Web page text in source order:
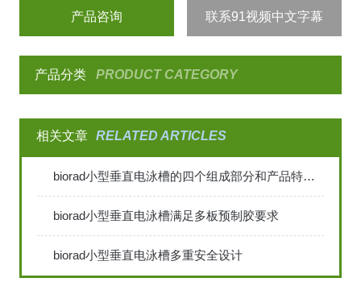
产品咨询 联系91视频中文字幕
产品分类 PRODUCT CATEGORY
相关文章 RELATED ARTICLES
biorad小型垂直电泳槽的四个组成部分和产品特点说明
biorad小型垂直电泳槽满足多板预制胶要求
biorad小型垂直电泳槽多重安全设计